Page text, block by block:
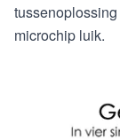
microchip luik.